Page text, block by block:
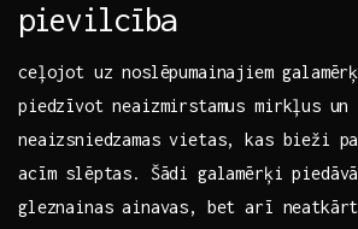
pievilcība
ceļojot uz noslēpumainajiem⁢
piedzīvot neaizmirstamus mirkļus⁤
neaizsniedzamas vietas, kas bieži
acīm slēptas. Šādi galamērķi
gleznainas ainavas, bet arī